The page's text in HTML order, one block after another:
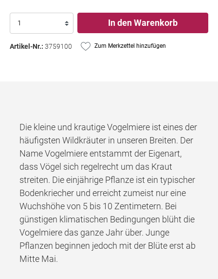
In den Warenkorb
Artikel-Nr.: 3759100 Zum Merkzettel hinzufügen
Die kleine und krautige Vogelmiere ist eines der
häufigsten Wildkräuter in unseren Breiten. Der
Name Vogelmiere entstammt der Eigenart,
dass Vögel sich regelrecht um das Kraut
streiten. Die einjährige Pflanze ist ein typischer
Bodenkriecher und erreicht zumeist nur eine
Wuchshöhe von 5 bis 10 Zentimetern. Bei
günstigen klimatischen Bedingungen blüht die
Vogelmiere das ganze Jahr über. Junge
Pflanzen beginnen jedoch mit der Blüte erst ab
Mitte Mai.